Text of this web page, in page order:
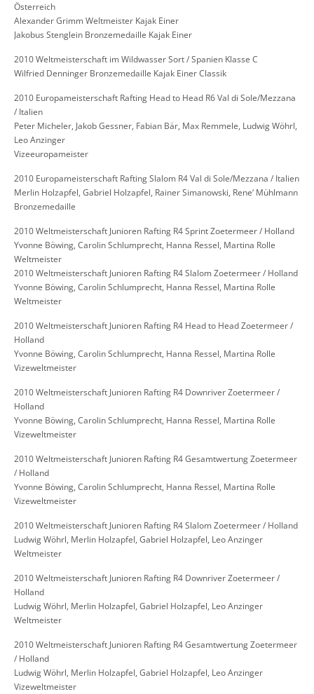
Österreich
Alexander Grimm Weltmeister Kajak Einer
Jakobus Stenglein Bronzemedaille Kajak Einer
2010 Weltmeisterschaft im Wildwasser Sort / Spanien Klasse C
Wilfried Denninger Bronzemedaille Kajak Einer Classik
2010 Europameisterschaft Rafting Head to Head R6 Val di Sole/Mezzana
/ Italien
Peter Micheler, Jakob Gessner, Fabian Bär, Max Remmele, Ludwig Wöhrl,
Leo Anzinger
Vizeeuropameister
2010 Europameisterschaft Rafting Slalom R4 Val di Sole/Mezzana / Italien
Merlin Holzapfel, Gabriel Holzapfel, Rainer Simanowski, Rene‘ Mühlmann
Bronzemedaille
2010 Weltmeisterschaft Junioren Rafting R4 Sprint Zoetermeer / Holland
Yvonne Böwing, Carolin Schlumprecht, Hanna Ressel, Martina Rolle
Weltmeister
2010 Weltmeisterschaft Junioren Rafting R4 Slalom Zoetermeer / Holland
Yvonne Böwing, Carolin Schlumprecht, Hanna Ressel, Martina Rolle
Weltmeister
2010 Weltmeisterschaft Junioren Rafting R4 Head to Head Zoetermeer /
Holland
Yvonne Böwing, Carolin Schlumprecht, Hanna Ressel, Martina Rolle
Vizeweltmeister
2010 Weltmeisterschaft Junioren Rafting R4 Downriver Zoetermeer /
Holland
Yvonne Böwing, Carolin Schlumprecht, Hanna Ressel, Martina Rolle
Vizeweltmeister
2010 Weltmeisterschaft Junioren Rafting R4 Gesamtwertung Zoetermeer
/ Holland
Yvonne Böwing, Carolin Schlumprecht, Hanna Ressel, Martina Rolle
Vizeweltmeister
2010 Weltmeisterschaft Junioren Rafting R4 Slalom Zoetermeer / Holland
Ludwig Wöhrl, Merlin Holzapfel, Gabriel Holzapfel, Leo Anzinger
Weltmeister
2010 Weltmeisterschaft Junioren Rafting R4 Downriver Zoetermeer /
Holland
Ludwig Wöhrl, Merlin Holzapfel, Gabriel Holzapfel, Leo Anzinger
Weltmeister
2010 Weltmeisterschaft Junioren Rafting R4 Gesamtwertung Zoetermeer
/ Holland
Ludwig Wöhrl, Merlin Holzapfel, Gabriel Holzapfel, Leo Anzinger
Vizeweltmeister